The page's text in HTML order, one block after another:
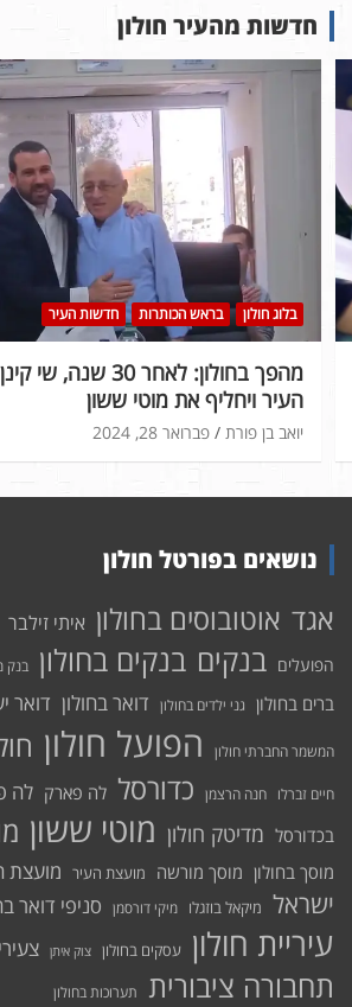
חדשות מהעיר חולון
בלוג חולון בראש הכותרות חדשות העיר
מהפך בחולון: לאחר
העיר ויחליף את מוטי ששון
פברואר 28, 2024 יואב בן פורת
נושאים בפורטל חולון
אגד אוטובוסים בחולון איתי זילבר
הפועלים בנקים בנקים בחולון בנק
ברים בחולון גני ילדים בחולון דואר בחולון דואר
המשמר החברתי חולון הפועל חולון
חיים זברלו חנה הרצמן כדורסל לה פארק לה
בכדורסל מדיטק חולון מוטי ששון
מוסך בחולון מוסך מורשה מועצת העיר מועצת
ישראל מיקאל בוזגלו מיקי דורסמן סניפי דואר
עיריית חולון עסקים בחולון צוק איתן
תחבורה ציבורית תערוכות בחולון